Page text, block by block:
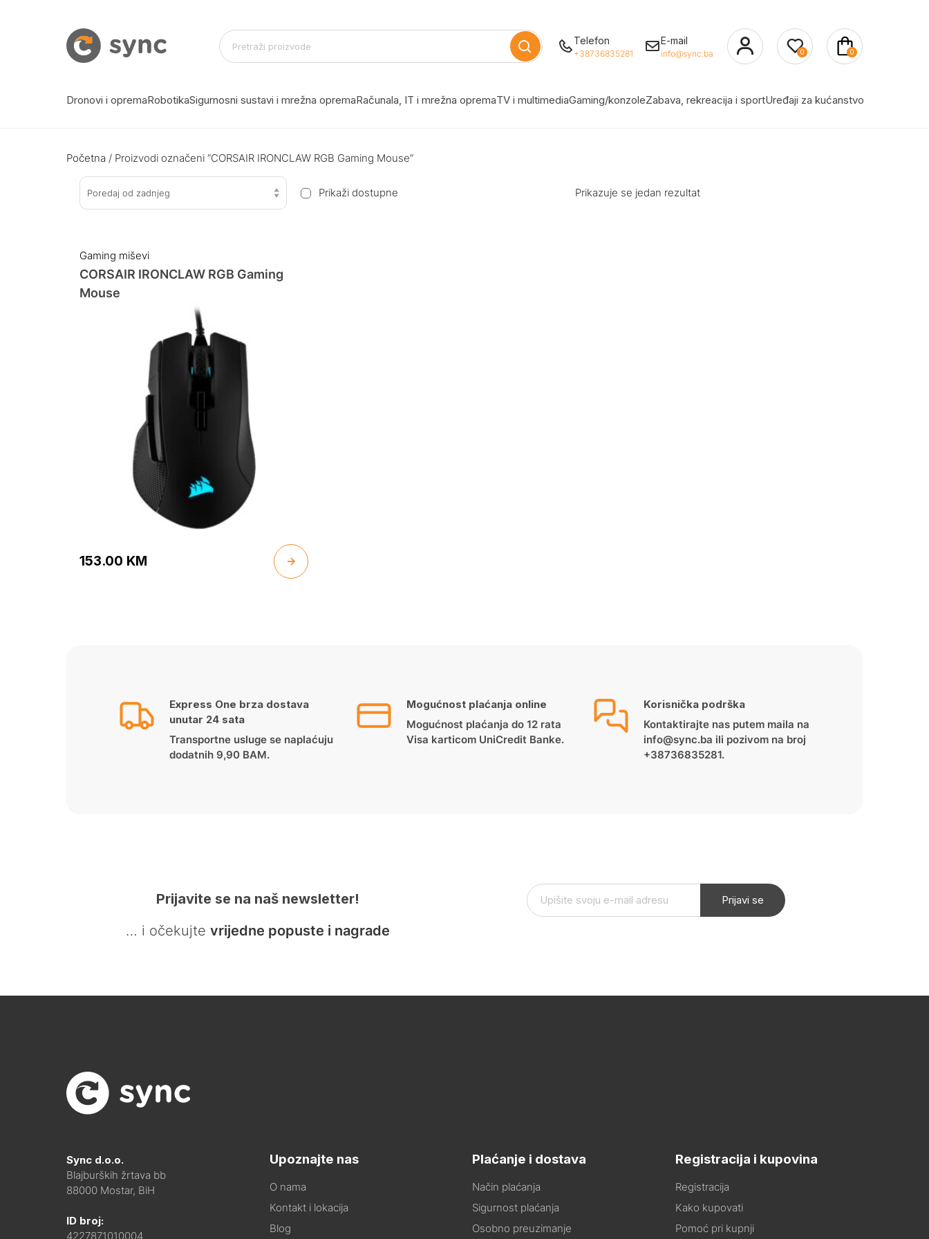
Telefon
+38736835281
E-mail
info@sync.ba 0 0
Dronovi i opremaRobotikaSigurnosni sustavi i mrežna opremaRačunala, IT i mrežna opremaTV i multimediaGaming/konzoleZabava, rekreacija i sportUređaji za kućanstvo
Početna / Proizvodi označeni “CORSAIR IRONCLAW RGB Gaming Mouse”
Poredaj od zadnjeg Prikaži dostupne Prikazuje se jedan rezultat
Gaming miševi
CORSAIR IRONCLAW RGB Gaming
Mouse
153.00 KM
Express One brza dostava
unutar 24 sata
Transportne usluge se naplaćuju
dodatnih 9,90 BAM.
Mogućnost plaćanja online
Mogućnost plaćanja do 12 rata
Visa karticom UniCredit Banke.
Korisnička podrška
Kontaktirajte nas putem maila na
info@sync.ba ili pozivom na broj
+38736835281.
Prijavite se na naš newsletter!
… i očekujte vrijedne popuste i nagrade
Prijavi se
Sync d.o.o.
Blajburških žrtava bb
88000 Mostar, BiH
ID broj:
4227871010004
Upoznajte nas
O nama
Kontakt i lokacija
Blog
Plaćanje i dostava
Način plaćanja
Sigurnost plaćanja
Osobno preuzimanje
Registracija i kupovina
Registracija
Kako kupovati
Pomoć pri kupnji